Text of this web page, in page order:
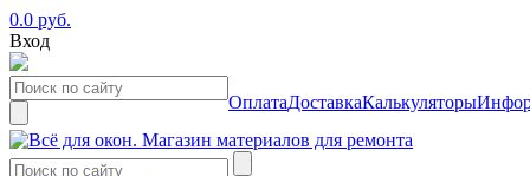
0.0 руб.
Вход
ОплатаДоставкаКалькуляторы